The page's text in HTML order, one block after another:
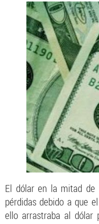
El dólar en la mitad de
pérdidas debido a que
ello arrastraba al dólar